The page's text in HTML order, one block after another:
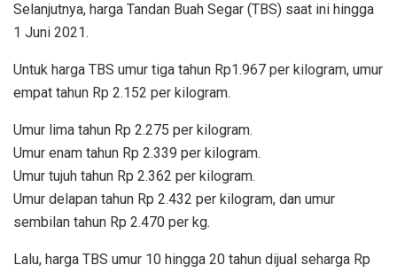
Selanjutnya, harga Tandan Buah Segar (TBS) saat ini hingga
1 Juni 2021.
Untuk harga TBS umur tiga tahun Rp1.967 per kilogram, umur
empat tahun Rp 2.152 per kilogram.
Umur lima tahun Rp 2.275 per kilogram.
Umur enam tahun Rp 2.339 per kilogram.
Umur tujuh tahun Rp 2.362 per kilogram.
Umur delapan tahun Rp 2.432 per kilogram, dan umur
sembilan tahun Rp 2.470 per kg.
Lalu, harga TBS umur 10 hingga 20 tahun dijual seharga Rp